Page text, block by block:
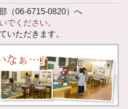
（06-6715-0820）へ
でください。
いただきます。